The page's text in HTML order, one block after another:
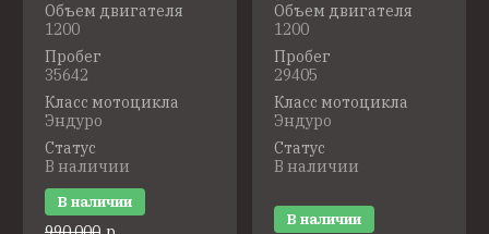
Объем двигателя
1200
Пробег
35642
Класс мотоцикла
Эндуро
Статус
В наличии
В наличии
Объем двигателя
1200
Пробег
29405
Класс мотоцикла
Эндуро
Статус
В наличии
В наличии